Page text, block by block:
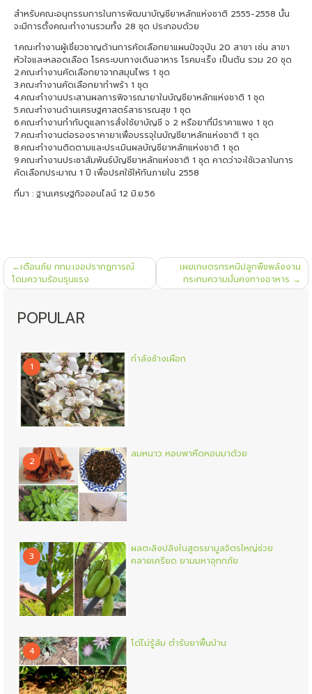
สำหรับคณะอนุกรรมการในการพัฒนาบัญชียาหลักแห่งชาติ 2555-2558 นั้น
จะมีการตั้งคณะทำงานรวมทั้ง 28 ชุด ประกอบด้วย
1.คณะทำงานผู้เชี่ยวชาญด้านการคัดเลือกยาแผนปัจจุบัน 20 สาขา เช่น สาขา
หัวใจและหลอดเลือด โรคระบบทางเดินอาหาร โรคมะเร็ง เป็นต้น รวม 20 ชุด
2.คณะทำงานคัดเลือกยาจากสมุนไพร 1 ชุด
3.คณะทำงานคัดเลือกยากำพร้า 1 ชุด
4.คณะทำงานประสานผลการพิจารณายาในบัญชียาหลักแห่งชาติ 1 ชุด
5.คณะทำงานด้านเศรษฐศาสตร์สาธารณสุข 1 ชุด
6.คณะทำงานกำกับดูแลการสั่งใช้ยาบัญชี จ 2 หรือยาที่มีราคาแพง 1 ชุด
7.คณะทำงานต่อรองราคายาเพื่อบรรจุในบัญชียาหลักแห่งชาติ 1 ชุด
8.คณะทำงานติดตามและประเมินผลบัญชียาหลักแห่งชาติ 1 ชุด
9.คณะทำงานประชาสัมพันธ์บัญชียาหลักแห่งชาติ 1 ชุด คาดว่าจะใช้เวลาในการ
คัดเลือกประมาณ 1 ปี เพื่อปรศใช้ให้ทันภายใน 2558
ที่มา : ฐานเศรษฐกิจออนไลน์ 12 มิ.ย.56
แนะแนว
เรื่อง
เตือนภัย กทม.เจอปรากฏการณ์
โดมความร้อนรุนแรง
เผยเกษตรกรหนีปลูกพืชพลังงาน
กระทบความมั่นคงทางอาหาร
POPULAR
1
กำลังช้างเผือก
2
ลมหนาว หอบพาหืดหอบมาด้วย
3
ผลตะลิงปลิงในสูตรยามูลจิตรใหญ่ช่วย
คลายเครียด ยามมหาอุทกภัย
4
โด่ไม่รู้ล้ม ตำรับยาพื้นบ้าน